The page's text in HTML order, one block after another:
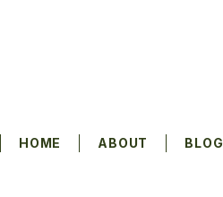
HOME ABOUT BLOG